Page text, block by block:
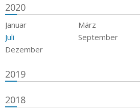
2020
Januar März
Juli
September
Dezember
2019
2018